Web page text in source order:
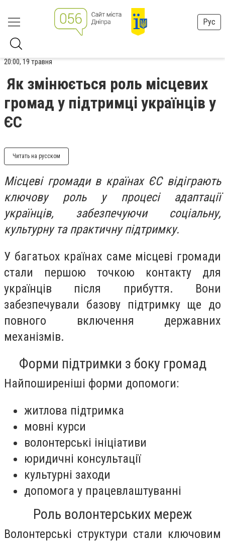
Рус
20:00, 19 травня
Як змінюється роль місцевих
громад у підтримці українців у
ЄС
Читать на русском
Місцеві громади в країнах ЄС відіграють
ключову роль у процесі адаптації
українців, забезпечуючи соціальну,
культурну та практичну підтримку.
У багатьох країнах саме місцеві громади
стали першою точкою контакту для
українців після прибуття. Вони
забезпечували базову підтримку ще до
повного включення державних
механізмів.
Форми підтримки з боку громад
Найпоширеніші форми допомоги:
житлова підтримка
мовні курси
волонтерські ініціативи
юридичні консультації
культурні заходи
допомога у працевлаштуванні
Роль волонтерських мереж
Волонтерські структури стали ключовим